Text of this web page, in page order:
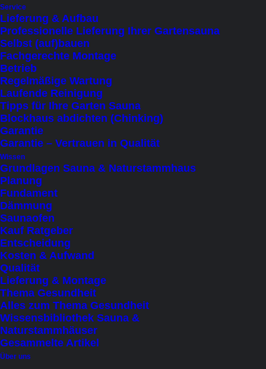
Service
Lieferung & Aufbau
Professionelle Lieferung Ihrer Gartensauna
Selbst (auf)bauen
Fachgerechte Montage
Betrieb
Regelmäßige Wartung
Laufende Reinigung
Tipps für Ihre Garten Sauna
Blockhaus abdichten (Chinking)
Garantie
Garantie – Vertrauen in Qualität
Wissen
Grundlagen Sauna & Naturstammhaus
Planung
Fundament
Dämmung
Saunaofen
Kauf Ratgeber
Entscheidung
Kosten & Aufwand
Qualität
Lieferung & Montage
Thema Gesundheit
Alles zum Thema Gesundheit
Wissensbibliothek Sauna &
Naturstammhäuser
Gesammelte Artikel
Über uns
Organisation garantieren eine
reibungslose Umsetzung. Ihr Projekt in
besten Händen – effizient, termingerecht
und in höchster Qualität.
Start Beratung & Kontakt
Projektmanagement und Umsetzung
– Präzise Planung, Perfekte
Realisierung